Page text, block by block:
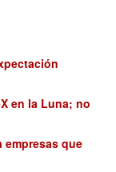
en la Luna; no
empresas que